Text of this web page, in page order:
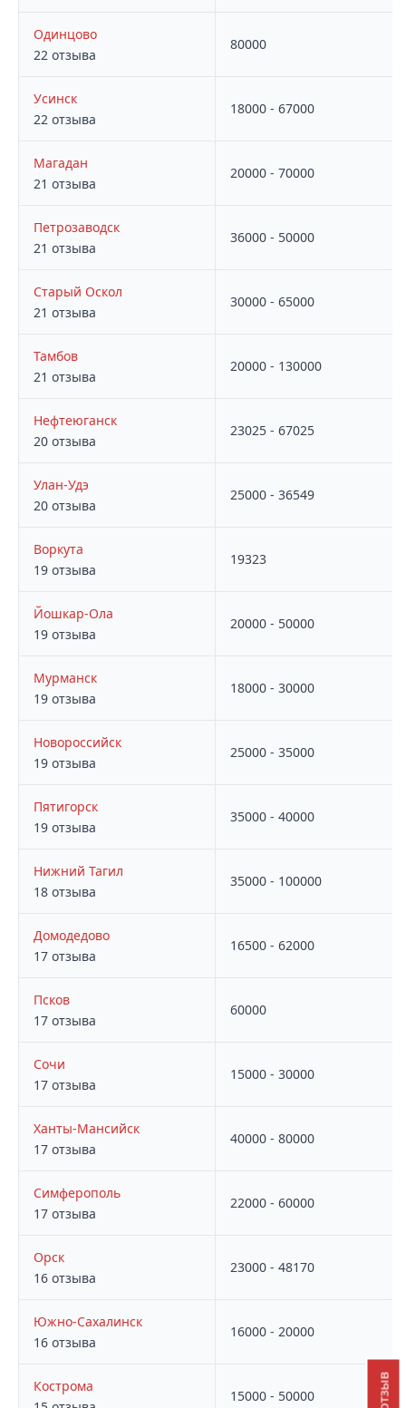
Одинцово
22 отзыва
80000
Усинск
22 отзыва
18000 - 67000
Магадан
21 отзыва
20000 - 70000
Петрозаводск
21 отзыва
36000 - 50000
Старый Оскол
21 отзыва
30000 - 65000
Тамбов
21 отзыва
20000 - 130000
Нефтеюганск
20 отзыва
23025 - 67025
Улан-Удэ
20 отзыва
25000 - 36549
Воркута
19 отзыва
19323
Йошкар-Ола
19 отзыва
20000 - 50000
Мурманск
19 отзыва
18000 - 30000
Новороссийск
19 отзыва
25000 - 35000
Пятигорск
19 отзыва
35000 - 40000
Нижний Тагил
18 отзыва
35000 - 100000
Домодедово
17 отзыва
16500 - 62000
Псков
17 отзыва
60000
Сочи
17 отзыва
15000 - 30000
Ханты-Мансийск
17 отзыва
40000 - 80000
Симферополь
17 отзыва
22000 - 60000
Орск
16 отзыва
23000 - 48170
Южно-Сахалинск
16 отзыва
16000 - 20000
Кострома
15000 - 50000